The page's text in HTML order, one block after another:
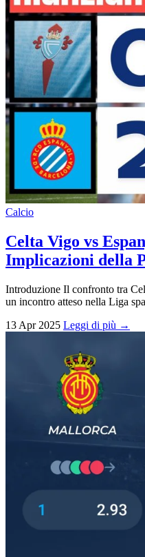
Calcio
Celta Vigo vs
Implicazioni della
Introduzione Il confronto tra
un incontro atteso nella Liga
13 Apr 2025 Leggi di più →